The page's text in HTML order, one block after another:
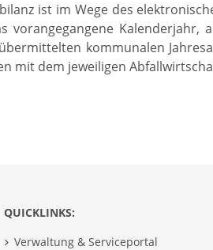
ist im Wege des
vorangegangene
kommunalen
mit dem jeweiligen
QUICKLINKS:
Verwaltung & Serviceportal